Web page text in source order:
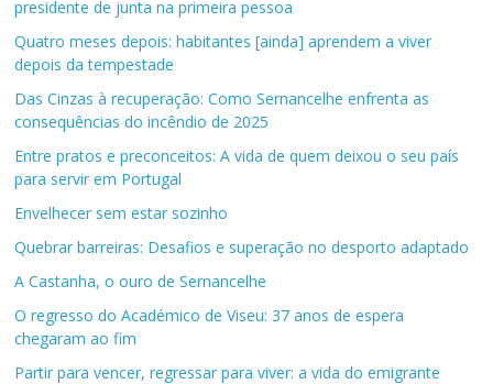
presidente de junta na primeira pessoa
Quatro meses depois: habitantes [ainda] aprendem a viver
depois da tempestade
Das Cinzas à recuperação: Como Sernancelhe enfrenta as
consequências do incêndio de 2025
Entre pratos e preconceitos: A vida de quem deixou o seu país
para servir em Portugal
Envelhecer sem estar sozinho
Quebrar barreiras: Desafios e superação no desporto adaptado
A Castanha, o ouro de Sernancelhe
O regresso do Académico de Viseu: 37 anos de espera
chegaram ao fim
Partir para vencer, regressar para viver: a vida do emigrante